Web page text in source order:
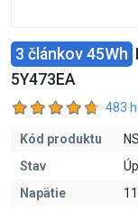
3 článkov 45Wh
5Y473EA
483
Kód produktu
Stav
Napätie